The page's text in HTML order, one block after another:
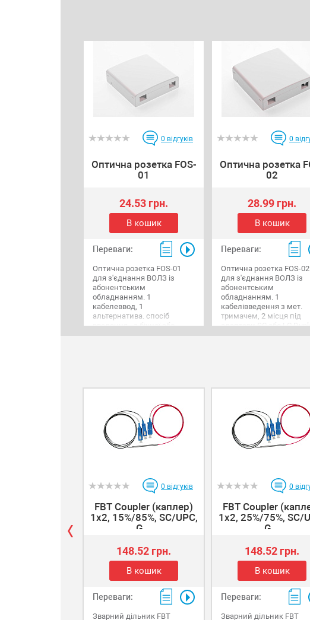
0 відгуків
Оптична розетка FOS-
01
24.53 грн.
В кошик
Переваги:
Оптична розетка FOS-01
для з'єднання ВОЛЗ із
абонентським
обладнанням. 1
кабелеввод, 1
альтернатива. спосіб
введення - з бічної або
0
Оптична розетка
02
28.99 грн.
В кошик
Переваги:
Оптична розетка FOS-02
для з'єднання ВОЛЗ із
абонентським
обладнанням. 1
кабелівведення з мет.
тримачем, 2 місця під
адаптери SC або LC
0 відгуків
FBT Coupler (каплер)
1x2, 15%/85%, SC/UPC,
G...
148.52 грн.
В кошик
Переваги:
Зварний дільник FBT
0
FBT Coupler
1x2, 25%/75%, SC/
G...
148.52 грн.
В кошик
Переваги:
Зварний дільник FBT